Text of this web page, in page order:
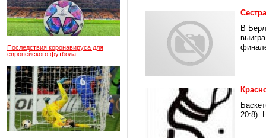
Последствия коронавируса для
европейского футбола
В
20:8).